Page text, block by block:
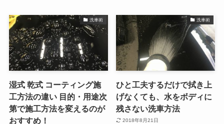
洗車術
湿式 乾式 コーティング施
工方法の違い 目的・用途次
第で施工方法を変えるのが
おすすめ！
洗車術
ひと工夫するだけで拭き上
げなくても、水をボディに
残さない洗車方法
2018年8月21日